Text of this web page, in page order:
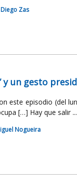
Zas
y un gesto
este episodio (del
[…] Hay que salir ...
Nogueira